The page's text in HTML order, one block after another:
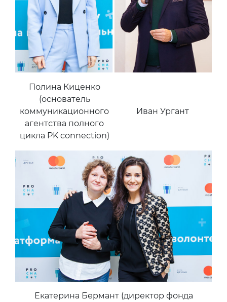
Полина Киценко
(основатель
коммуникационного
агентства полного
цикла PK connection)
Иван Ургант
Екатерина Бермант (директор фонда